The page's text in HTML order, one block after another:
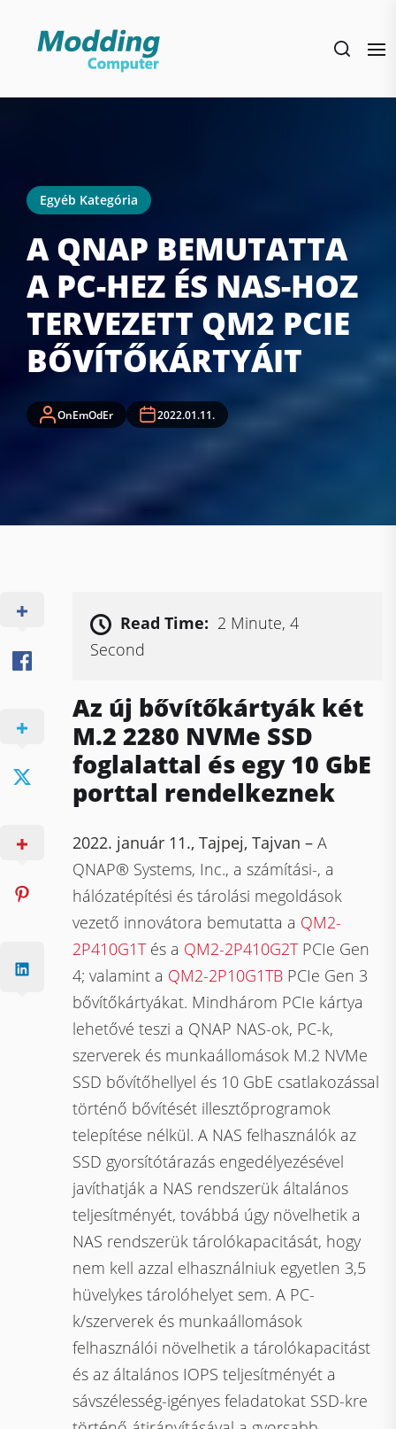
Egyéb Kategória
A QNAP BEMUTATTA
A PC-HEZ ÉS NAS-HOZ
TERVEZETT QM2 PCIE
BŐVÍTŐKÁRTYÁIT
OnEmOdEr 2022.01.11.
Read Time: 2 Minute, 4
Second
Az új bővítőkártyák két
M.2 2280 NVMe SSD
foglalattal és egy 10 GbE
porttal rendelkeznek
2022. január 11., Tajpej, Tajvan – A
QNAP® Systems, Inc., a számítási-, a
hálózatépítési és tárolási megoldások
vezető innovátora bemutatta a QM2-
2P410G1Tés a QM2-2P410G2TPCIe Gen
4; valamint a QM2-2P10G1TB PCIe Gen 3
bővítőkártyákat. Mindhárom PCIe kártya
lehetővé teszi a QNAP NAS-ok, PC-k,
szerverek és munkaállomások M.2 NVMe
SSD bővítőhellyel és 10 GbE csatlakozással
történő bővítését illesztőprogramok
telepítése nélkül. A NAS felhasználók az
SSD gyorsítótárazás engedélyezésével
javíthatják a NAS rendszerük általános
teljesítményét, továbbá úgy növelhetik a
NAS rendszerük tárolókapacitását, hogy
nem kell azzal elhasználniuk egyetlen 3,5
hüvelykes tárolóhelyet sem. A PC-
k/szerverek és munkaállomások
felhasználói növelhetik a tárolókapacitást
és az általános IOPS teljesítményét a
sávszélesség-igényes feladatokat SSD-kre